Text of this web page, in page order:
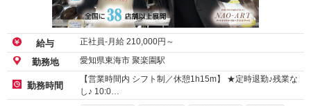
給与 正社員-月給 210,000円～
勤務地 愛知県東海市 聚楽園駅
勤務時間
【営業時間内 シフト制／休憩1h15m】 ★定時退勤♪残業な
し♪ 10:0…